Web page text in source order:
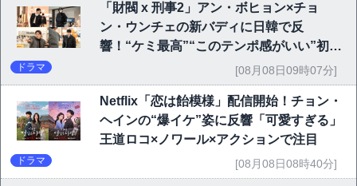
「財閥 x 刑事2」アン・ボヒョン×チョ
ン・ウンチェの新バディに日韓で反
響！“ケミ最高”“このテンポ感がいい”初回
ドラマ [08月08日09時07分]
Netflix「恋は飴模様」配信開始！チョン・
ヘインの“爆イケ”姿に反響「可愛すぎる」
王道ロコ×ノワール×アクションで注目
ドラマ [08月08日08時40分]